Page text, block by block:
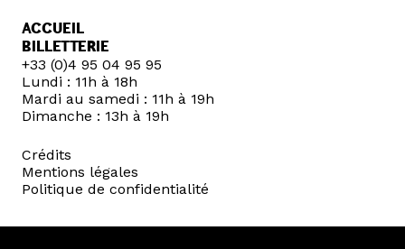
ACCUEIL
BILLETTERIE
+33 (0)4 95 04 95 95
Lundi : 11h à 18h
Mardi au samedi : 11h à 19h
Dimanche : 13h à 19h
Crédits
Mentions légales
Politique de confidentialité